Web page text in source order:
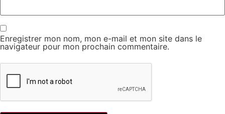
Enregistrer mon nom, mon e-mail et mon site dans le
navigateur pour mon prochain commentaire.